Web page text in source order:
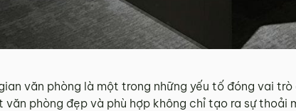
văn phòng là một trong những yếu tố đóng vai
văn phòng đẹp và phù hợp không chỉ tạo ra sự